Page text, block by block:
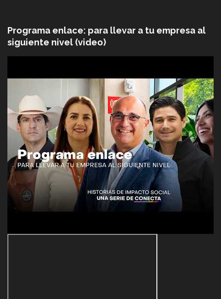
Programa enlace: para llevar a tu empresa al
siguiente nivel (video)